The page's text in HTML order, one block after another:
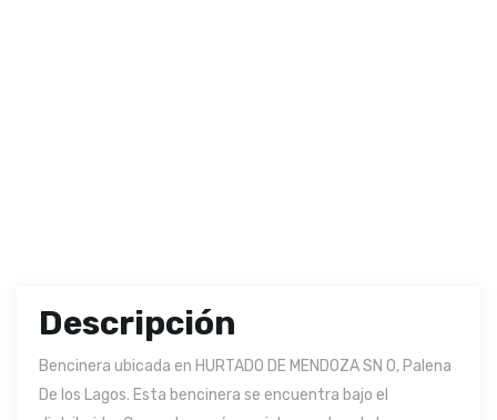
Descripción
Bencinera ubicada en HURTADO DE MENDOZA SN 0, Palena
De los Lagos. Esta bencinera se encuentra bajo el